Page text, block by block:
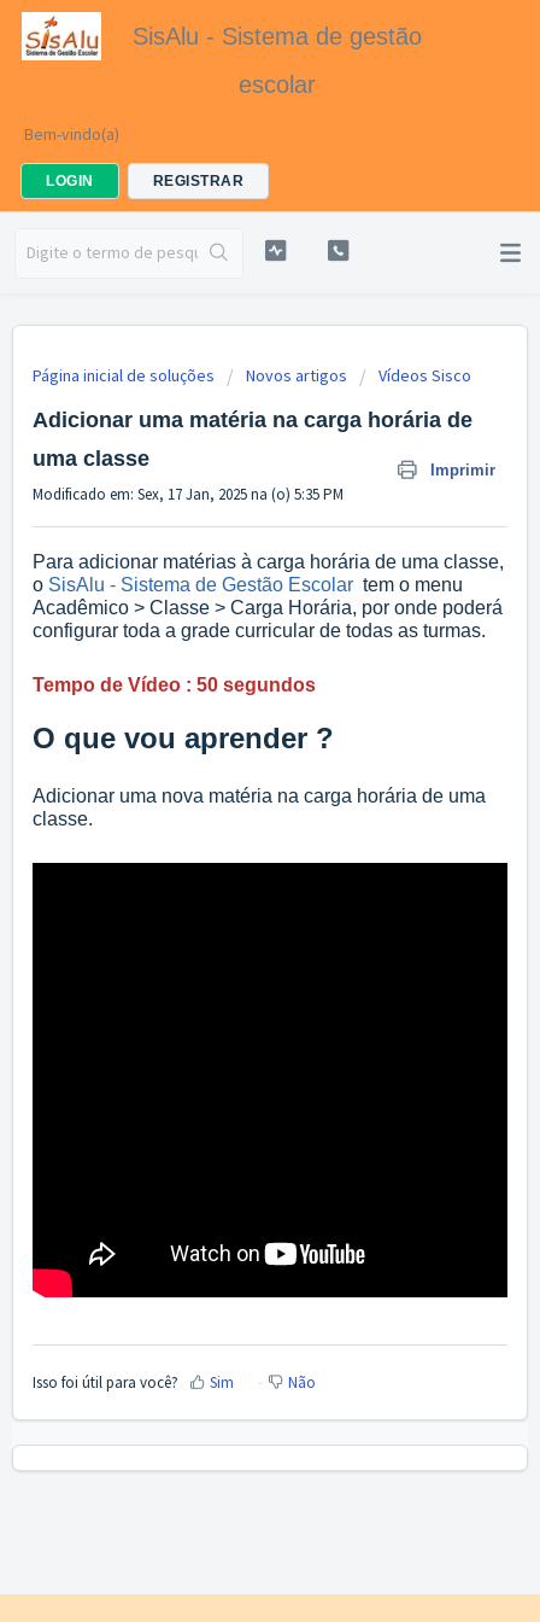
SisAlu - Sistema de gestão
escolar
Bem-vindo(a)
LOGIN REGISTRAR
Página inicial de soluções Novos artigos Vídeos Sisco
Adicionar uma matéria na carga horária de
uma classe
Imprimir
Modificado em: Sex, 17 Jan, 2025 na (o) 5:35 PM
Para adicionar matérias à carga horária de uma classe,
o SisAlu - Sistema de Gestão Escolar tem o menu
Acadêmico > Classe > Carga Horária, por onde poderá
configurar toda a grade curricular de todas as turmas.
Tempo de Vídeo : 50 segundos
O que vou aprender ?
Adicionar uma nova matéria na carga horária de uma
classe.
Isso foi útil para você? Sim Não